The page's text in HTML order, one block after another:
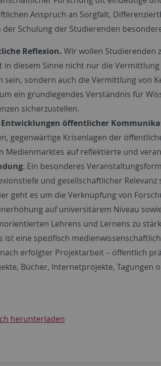
Anspruch an Sorgfalt,
Schulung der Studierenden
Reflexion. Wir wollen Studierenden
in diesem Sinne nicht nur die
sein, sondern auch die Vermittlung von
ein grundlegendes Verständnis für
sicherzustellen.
öffentlicher
gegenwärtige Krisenlagen der
Medienmarktes auf reflektierte und
. Ein besonderes
und gesellschaftlicher
geht es um die Verknüpfung von
auf universitärem Niveau
Lehrens und Lernens zu
eine spezifisch
erfolgter Projektarbeit – öffentlich
Bücher, Internetprojekte, Tagungen
herunterladen